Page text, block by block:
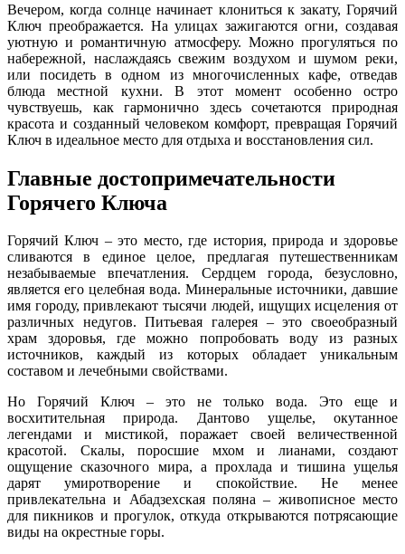
Вечером, когда солнце начинает клониться к закату, Горячий
Ключ преображается. На улицах зажигаются огни, создавая
уютную и романтичную атмосферу. Можно прогуляться по
набережной, наслаждаясь свежим воздухом и шумом реки,
или посидеть в одном из многочисленных кафе, отведав
блюда местной кухни. В этот момент особенно остро
чувствуешь, как гармонично здесь сочетаются природная
красота и созданный человеком комфорт, превращая Горячий
Ключ в идеальное место для отдыха и восстановления сил.
Главные достопримечательности
Горячего Ключа
Горячий Ключ – это место, где история, природа и здоровье
сливаются в единое целое, предлагая путешественникам
незабываемые впечатления. Сердцем города, безусловно,
является его целебная вода. Минеральные источники, давшие
имя городу, привлекают тысячи людей, ищущих исцеления от
различных недугов. Питьевая галерея – это своеобразный
храм здоровья, где можно попробовать воду из разных
источников, каждый из которых обладает уникальным
составом и лечебными свойствами.
Но Горячий Ключ – это не только вода. Это еще и
восхитительная природа. Дантово ущелье, окутанное
легендами и мистикой, поражает своей величественной
красотой. Скалы, поросшие мхом и лианами, создают
ощущение сказочного мира, а прохлада и тишина ущелья
дарят умиротворение и спокойствие. Не менее
привлекательна и Абадзехская поляна – живописное место
для пикников и прогулок, откуда открываются потрясающие
виды на окрестные горы.